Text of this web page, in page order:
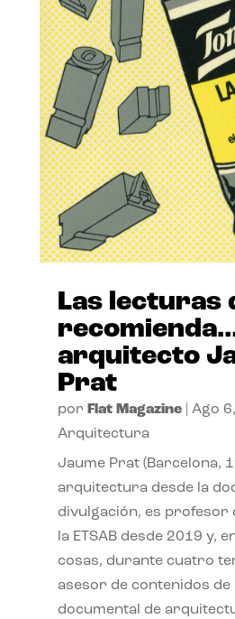
Las lecturas
arquitecto
Prat
por Flat Magazine| Ago
Arquitectura
Jaume Prat (Barcelona,
arquitectura desde la
divulgación, es profesor
la ETSAB desde 2019 y,
cosas, durante cuatro
asesor de contenidos de
documental de